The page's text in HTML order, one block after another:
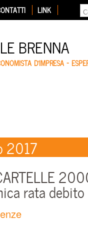
LINK
BRENNA
D'IMPRESA –
2017
rata